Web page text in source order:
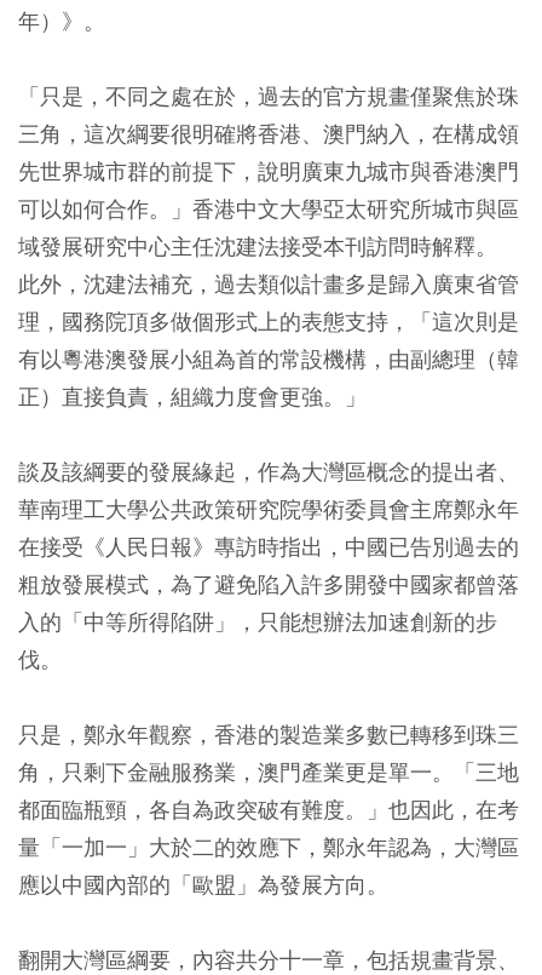
年）》。
「只是，不同之處在於，過去的官方規畫僅聚焦於珠
三角，這次綱要很明確將香港、澳門納入，在構成領
先世界城市群的前提下，說明廣東九城市與香港澳門
可以如何合作。」香港中文大學亞太研究所城市與區
域發展研究中心主任沈建法接受本刊訪問時解釋。
此外，沈建法補充，過去類似計畫多是歸入廣東省管
理，國務院頂多做個形式上的表態支持，「這次則是
有以粵港澳發展小組為首的常設機構，由副總理（韓
正）直接負責，組織力度會更強。」
談及該綱要的發展緣起，作為大灣區概念的提出者、
華南理工大學公共政策研究院學術委員會主席鄭永年
在接受《人民日報》專訪時指出，中國已告別過去的
粗放發展模式，為了避免陷入許多開發中國家都曾落
入的「中等所得陷阱」，只能想辦法加速創新的步
伐。
只是，鄭永年觀察，香港的製造業多數已轉移到珠三
角，只剩下金融服務業，澳門產業更是單一。「三地
都面臨瓶頸，各自為政突破有難度。」也因此，在考
量「一加一」大於二的效應下，鄭永年認為，大灣區
應以中國內部的「歐盟」為發展方向。
翻開大灣區綱要，內容共分十一章，包括規畫背景、